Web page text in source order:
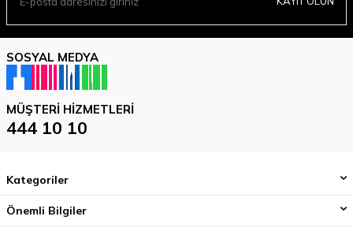
SOSYAL MEDYA
MÜŞTERI HIZMETLERI
444 10 10
Kategoriler
Önemli Bilgiler